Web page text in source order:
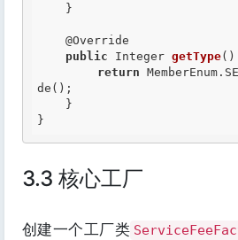
@Override
public Integer getType()
return
de();
}
3.3 核心工厂
创建一个工厂类